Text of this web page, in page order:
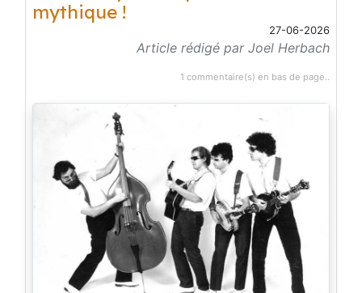
mythique !
27-06-2026
Article rédigé par Joel Herbach
1 commentaire(s) en bas de page..